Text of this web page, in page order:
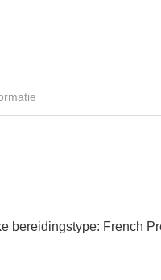
bereidingstype: French